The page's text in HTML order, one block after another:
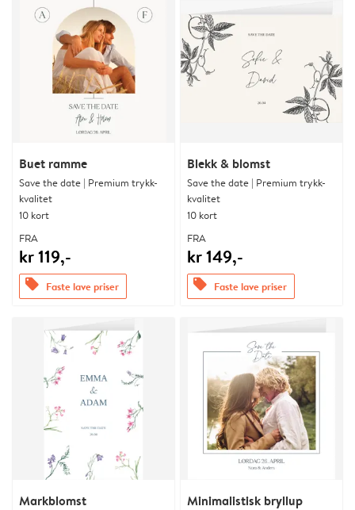
Buet ramme
Save the date | Premium trykk-
kvalitet
10 kort
FRA
kr 119,-
offers Faste lave priser
Blekk & blomst
Save the date | Premium trykk-
kvalitet
10 kort
FRA
kr 149,-
offers Faste lave priser
Markblomst Minimalistisk bryllup